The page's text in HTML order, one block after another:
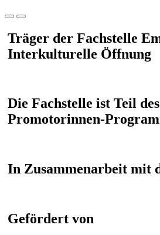
Träger der Fachstelle
Interkulturelle Öffnung
Die Fachstelle ist Teil
Promotorinnen-
In Zusammenarbeit mit
Gefördert von